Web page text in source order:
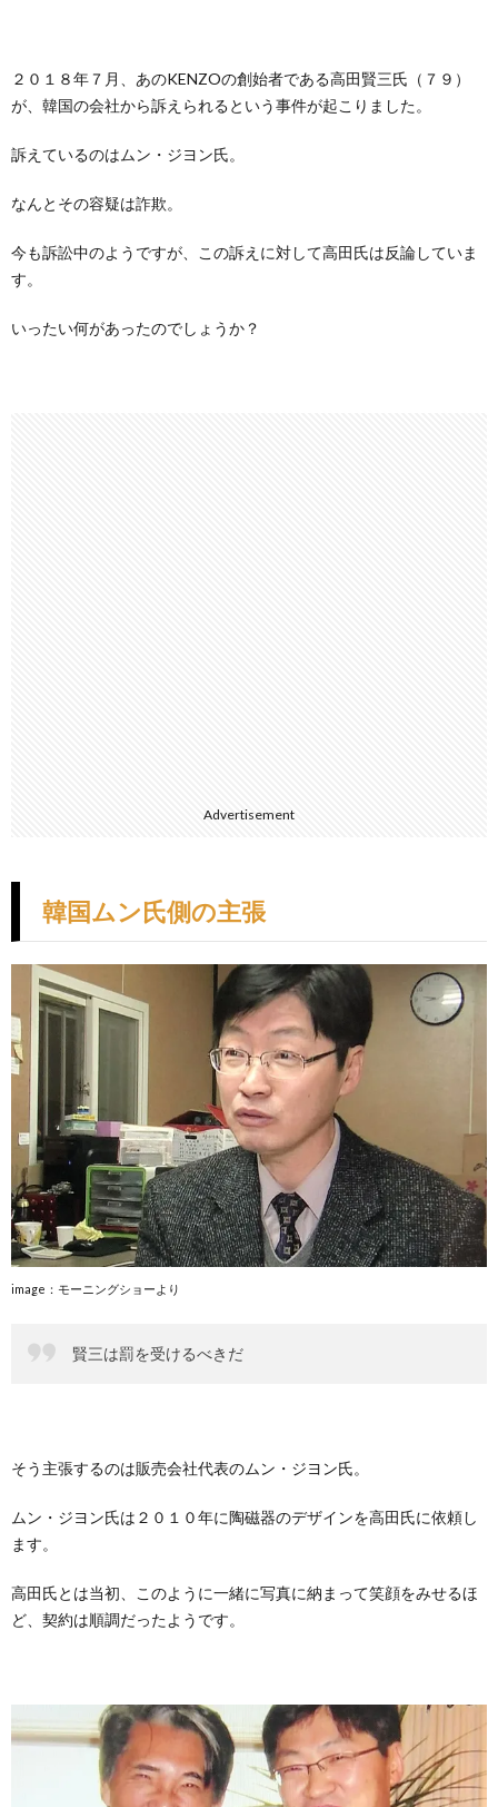
２０１８年７月、あのKENZOの創始者である高田賢三氏（７９）
が、韓国の会社から訴えられるという事件が起こりました。
訴えているのはムン・ジヨン氏。
なんとその容疑は詐欺。
今も訴訟中のようですが、この訴えに対して高田氏は反論していま
す。
いったい何があったのでしょうか？
Advertisement
韓国ムン氏側の主張
image：モーニングショーより
賢三は罰を受けるべきだ
そう主張するのは販売会社代表のムン・ジヨン氏。
ムン・ジヨン氏は２０１０年に陶磁器のデザインを高田氏に依頼し
ます。
高田氏とは当初、このように一緒に写真に納まって笑顔をみせるほ
ど、契約は順調だったようです。